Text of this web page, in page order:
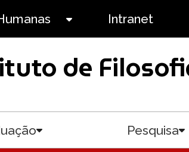
Intranet
de
Pesquisa